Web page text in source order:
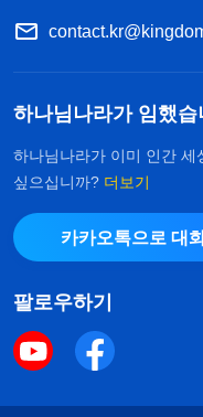
하나님나라가 임했습
하나님나라가 이미 인간 세
싶으십니까? 더보기
카카오톡으로 대
팔로우하기